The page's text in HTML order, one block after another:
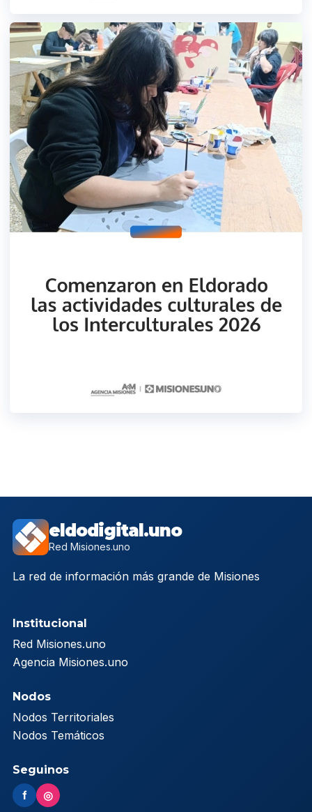
eldodigital.uno
Red Misiones.uno
La red de información más grande de Misiones
Institucional
Red Misiones.uno
Agencia Misiones.uno
Nodos
Nodos Territoriales
Nodos Temáticos
Seguinos
f ◎